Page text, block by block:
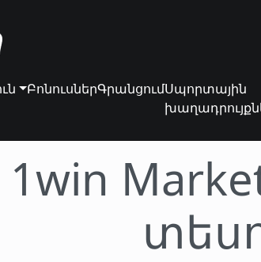
ԲոնուսներԳրանցումՍպորտային
1win